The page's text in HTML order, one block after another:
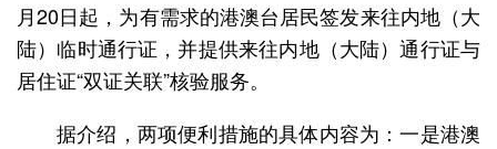
月20日起，为有需求的港澳台居民签发来往内地（大
陆）临时通行证，并提供来往内地（大陆）通行证与
居住证“双证关联”核验服务。
据介绍，两项便利措施的具体内容为：一是港澳